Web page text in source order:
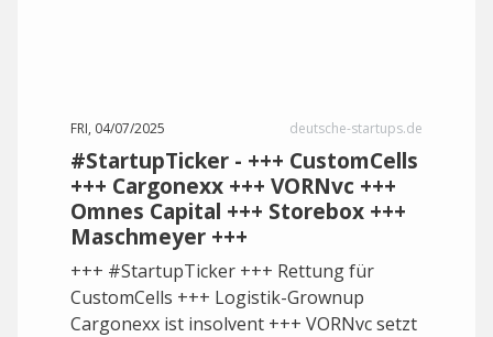
FRI, 04/07/2025 deutsche-startups.de
#StartupTicker - +++ CustomCells
+++ Cargonexx +++ VORNvc +++
Omnes Capital +++ Storebox +++
Maschmeyer +++
+++ #StartupTicker +++ Rettung für
CustomCells +++ Logistik-Grownup
Cargonexx ist insolvent +++ VORNvc setzt